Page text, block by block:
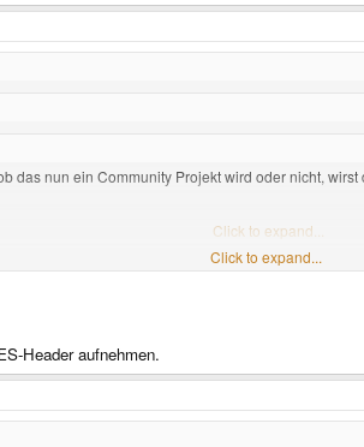
das nun ein Community Projekt wird oder nicht,
Click to expand...
solltest du das alles nochmal überdenken.
man einfach mal das Blickfeld und BAM,
Click to expand...
Header aufnehmen.